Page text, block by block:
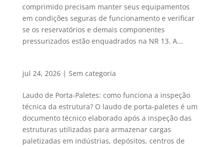
comprimido precisam manter seus equipamentos
em condições seguras de funcionamento e verificar
se os reservatórios e demais componentes
pressurizados estão enquadrados na NR 13. A...
jul 24, 2026| Sem categoria
Laudo de Porta-Paletes: como funciona a inspeção
técnica da estrutura? O laudo de porta-paletes é um
documento técnico elaborado após a inspeção das
estruturas utilizadas para armazenar cargas
paletizadas em indústrias, depósitos, centros de